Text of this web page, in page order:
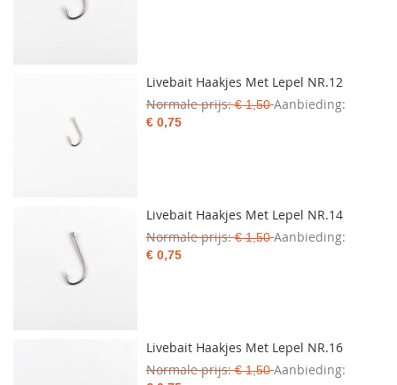
Livebait Haakjes Met Lepel NR.12
Normale prijs € 1,50 Aanbieding
€ 0,75
Livebait Haakjes Met Lepel NR.14
Normale prijs € 1,50 Aanbieding
€ 0,75
Livebait Haakjes Met Lepel NR.16
Normale prijs € 1,50 Aanbieding